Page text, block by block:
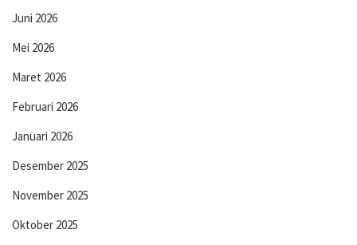
Juni 2026
Mei 2026
Maret 2026
Februari 2026
Januari 2026
Desember 2025
November 2025
Oktober 2025